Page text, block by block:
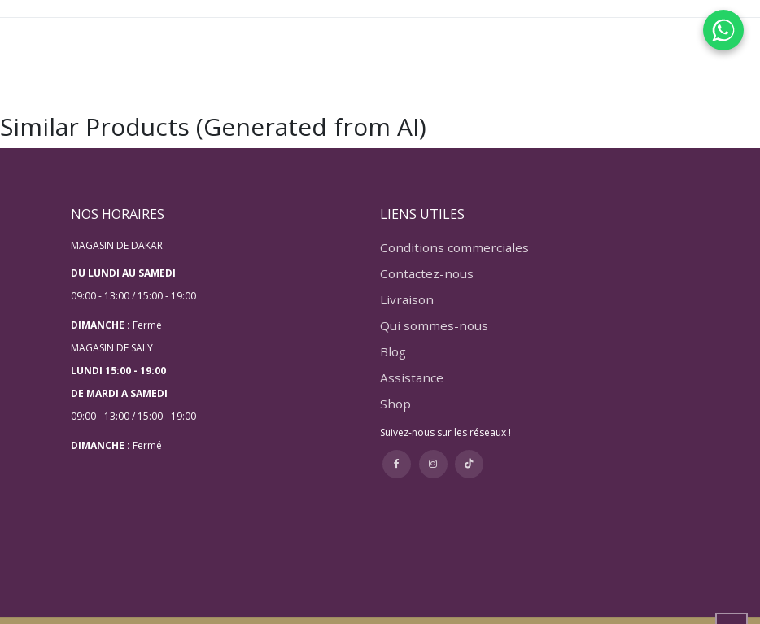
Similar Products (Generated from AI)
NOS HORAIRES
MAGASIN DE DAKAR
DU LUNDI AU SAMEDI
09:00 - 13:00 / 15:00 - 19:00
DIMANCHE : Fermé
MAGASIN DE SALY
LUNDI 15:00 - 19:00
DE MARDI A SAMEDI
09:00 - 13:00 / 15:00 - 19:00
DIMANCHE : Fermé
LIENS UTILES
Conditions commerciales
Contactez-nous
Livraison
Qui sommes-nous
Blog
Assistance
Shop
Suivez-nous sur les réseaux !